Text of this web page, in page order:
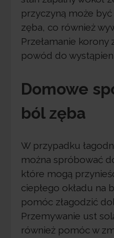
przyczyną może
zęba, co również
Przełamanie
powód do
Domowe
ból zęba
W przypadku
można spróbować
które mogą
ciepłego okładu na
pomóc złagodzić
Przemywanie ust
również pomóc w